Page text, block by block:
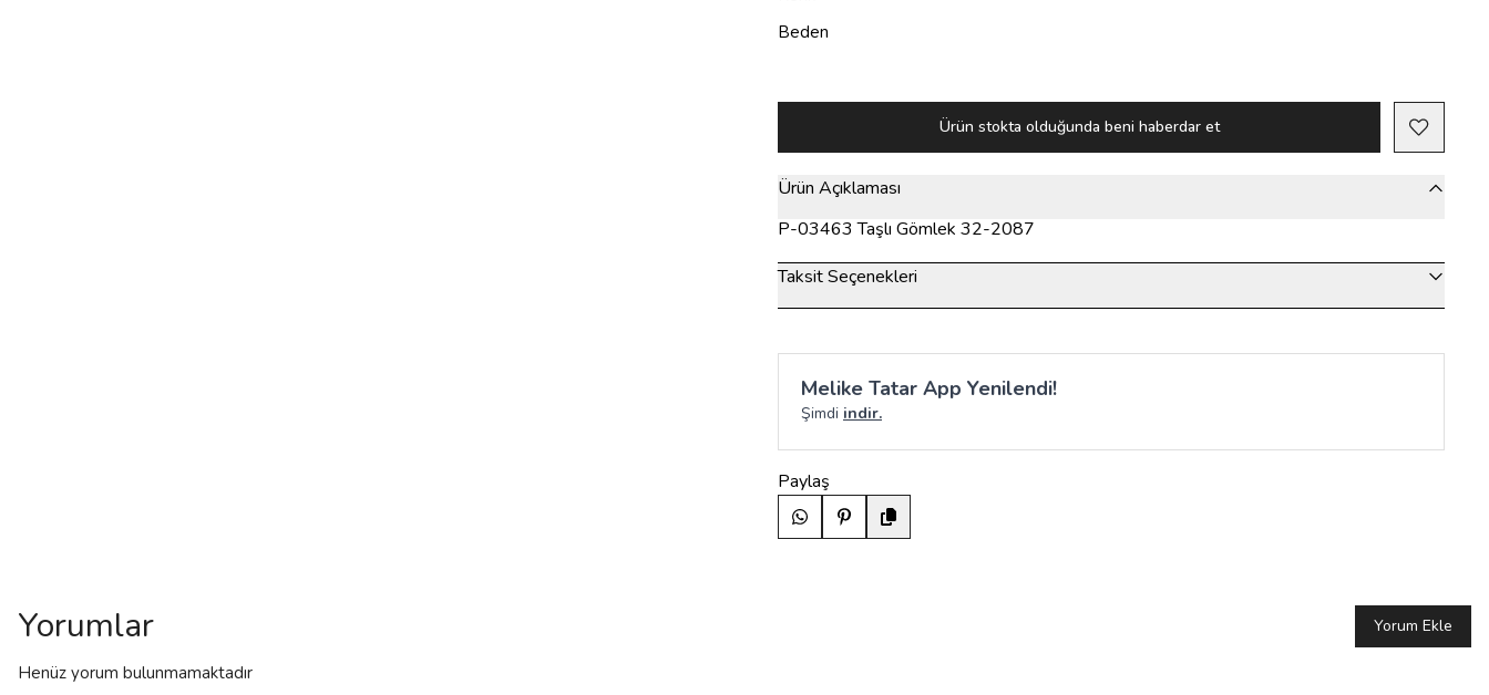
Beden
Ürün stokta olduğunda beni haberdar et
Ürün Açıklaması
P-03463 Taşlı Gömlek 32-2087
Taksit Seçenekleri
Melike Tatar App Yenilendi!
Şimdi indir.
Paylaş
Yorumlar Yorum Ekle
Henüz yorum bulunmamaktadır